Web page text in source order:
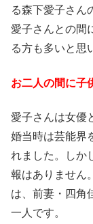
る森下愛子さん
愛子さんとの間
る方も多いと思
お二人の間に子
愛子さんは女優
婚当時は芸能界
れました。しか
報はありません
は、前妻・四角
一人です。